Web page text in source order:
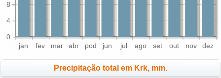
jan fev mar abr pod jun jul ago set out nov dez
0
4
8
Precipitação total em Krk, mm.